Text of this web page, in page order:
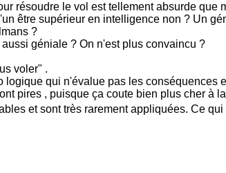
résoudre le vol est tellement absurde
être supérieur en intelligence non ? Un
?
géniale ? On n'est plus convaincu ?
voler" .
logique qui n'évalue pas les
pires , puisque ça coute bien plus cher à
et sont très rarement appliquées. Ce